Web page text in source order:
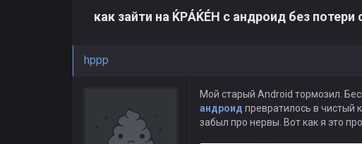
как зайти на ЌРÁЌÉH с андроид без потери
hppp
Мой старый Android тормозил.
андроид превратилось в чистый
забыл про нервы. Вот как я это